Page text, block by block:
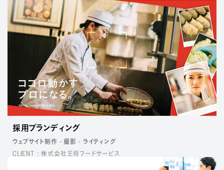
採用ブランディング
ウェブサイト制作 撮影
ライティング
CLIENT : 株式会社王将フードサービス